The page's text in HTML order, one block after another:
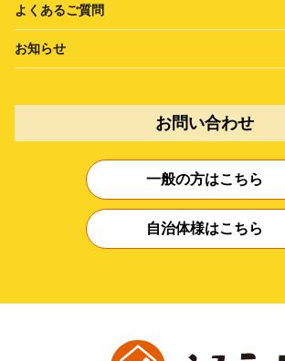
よくあるご質問
お知らせ
お問い合わせ
一般の方はこちら
自治体様はこちら